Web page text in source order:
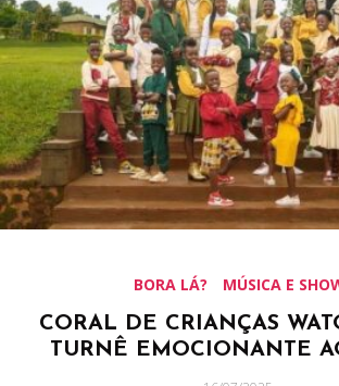
BORA LÁ? MÚSICA E
CORAL DE CRIANÇAS
TURNÊ EMOCIONANTE